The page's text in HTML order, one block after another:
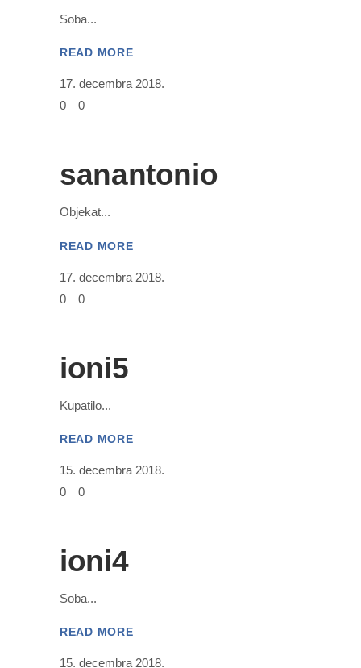
Soba
READ MORE
17. decembra 2018.
0
0
sanantonio
Objekat
READ MORE
17. decembra 2018.
0
0
ioni5
Kupatilo
READ MORE
15. decembra 2018.
0
0
ioni4
Soba
READ MORE
15. decembra 2018.